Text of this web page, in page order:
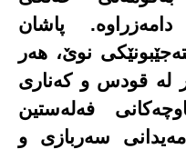
پاشان
نوێ، هەر
لە قودس و کەناری
فەلەستین
سەربازی و